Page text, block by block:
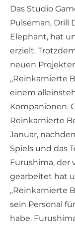
Das Studio
Pulseman, Drill
Elephant, hat
erzielt.
neuen
„Reinkarnierte
einem
Kompanionen.
Reinkarnierte
Januar,
Spiels und das
Furushima, der
gearbeitet hat
„Reinkarnierte
sein Personal
habe.